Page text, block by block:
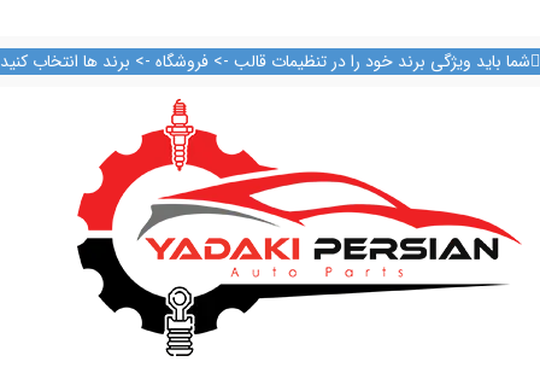
09128884461
09128884461
09124847876
شما باید ویژگی برند خود را در تنظیمات قالب -> فروشگاه -> برند ها انتخاب کنید